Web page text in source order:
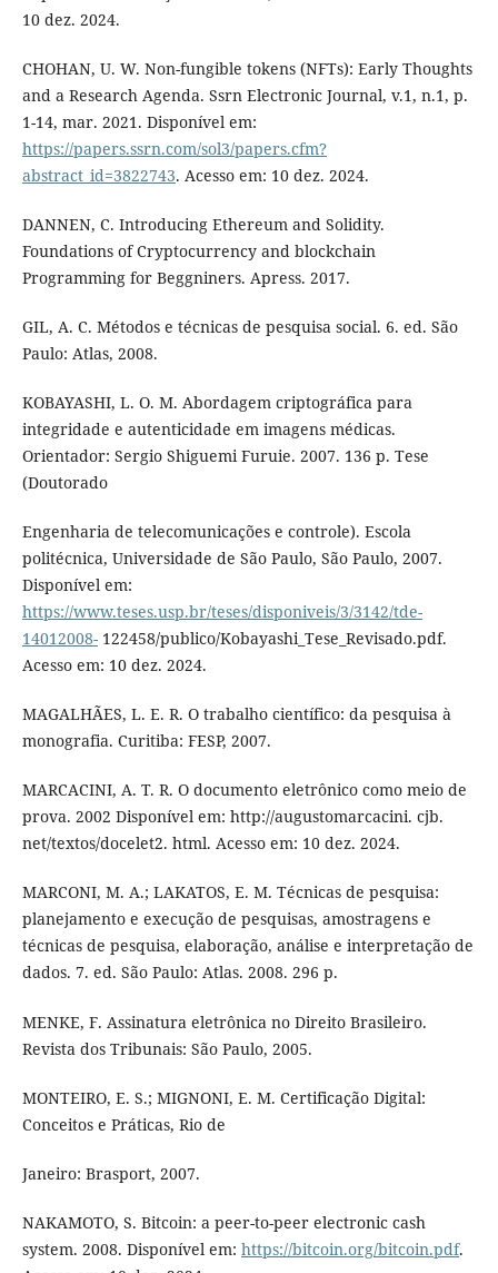
10 dez. 2024.
CHOHAN, U. W. Non-fungible tokens (NFTs): Early Thoughts
and a Research Agenda. Ssrn Electronic Journal, v.1, n.1, p.
1-14, mar. 2021. Disponível em:
https://papers.ssrn.com/sol3/papers.cfm?
abstract_id=3822743. Acesso em: 10 dez. 2024.
DANNEN, C. Introducing Ethereum and Solidity.
Foundations of Cryptocurrency and blockchain
Programming for Beggniners. Apress. 2017.
GIL, A. C. Métodos e técnicas de pesquisa social. 6. ed. São
Paulo: Atlas, 2008.
KOBAYASHI, L. O. M. Abordagem criptográfica para
integridade e autenticidade em imagens médicas.
Orientador: Sergio Shiguemi Furuie. 2007. 136 p. Tese
(Doutorado
Engenharia de telecomunicações e controle). Escola
politécnica, Universidade de São Paulo, São Paulo, 2007.
Disponível em:
https://www.teses.usp.br/teses/disponiveis/3/3142/tde-
14012008-122458/publico/Kobayashi_Tese_Revisado.pdf.
Acesso em: 10 dez. 2024.
MAGALHÃES, L. E. R. O trabalho científico: da pesquisa à
monografia. Curitiba: FESP, 2007.
MARCACINI, A. T. R. O documento eletrônico como meio de
prova. 2002 Disponível em: http://augustomarcacini. cjb.
net/textos/docelet2. html. Acesso em: 10 dez. 2024.
MARCONI, M. A.; LAKATOS, E. M. Técnicas de pesquisa:
planejamento e execução de pesquisas, amostragens e
técnicas de pesquisa, elaboração, análise e interpretação de
dados. 7. ed. São Paulo: Atlas. 2008. 296 p.
MENKE, F. Assinatura eletrônica no Direito Brasileiro.
Revista dos Tribunais: São Paulo, 2005.
MONTEIRO, E. S.; MIGNONI, E. M. Certificação Digital:
Conceitos e Práticas, Rio de
Janeiro: Brasport, 2007.
NAKAMOTO, S. Bitcoin: a peer-to-peer electronic cash
system. 2008. Disponível em: https://bitcoin.org/bitcoin.pdf.